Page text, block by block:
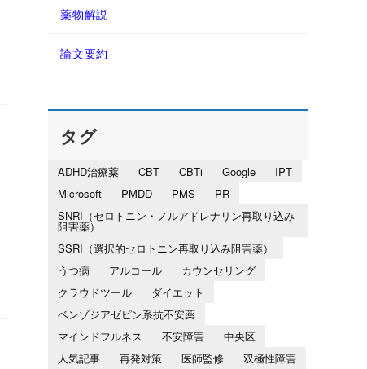
薬物解説
論文要約
タグ
ADHD治療薬 CBT CBTi Google
IPT
Microsoft
PMDD PMS
PR
SNRI（セロトニン・ノルアドレナリン再取り込み
阻害薬）
SSRI（選択的セロトニン再取り込み阻害薬）
うつ病
アルコール
カウンセリング
クラウドツール
ダイエット
ベンゾジアゼピン系抗不安薬
マインドフルネス
不安障害
中央区
人気記事
再発対策 医師監修
双極性障害